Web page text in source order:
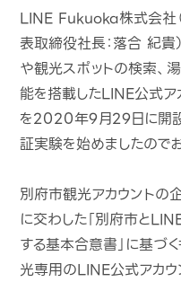
LINE Fukuoka株式会社
表取締役社長：落合 紀貴
や観光スポットの検索、
能を搭載したLINE公式ア
を2020年9月29日に開
証実験を始めましたので
別府市観光アカウント
に交わした「別府市と
する基本合意書」に基づ
光専用のLINE公式アカ